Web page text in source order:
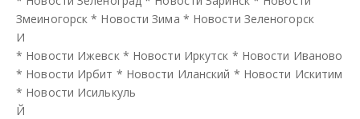
Змеиногорск * Новости Зима * Новости Зеленогорск
И
* Новости Ижевск * Новости Иркутск * Новости Иваново
* Новости Ирбит * Новости Иланский * Новости Искитим
* Новости Исилькуль
Й